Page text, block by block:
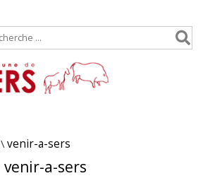
\ venir-a-sers
venir-a-sers